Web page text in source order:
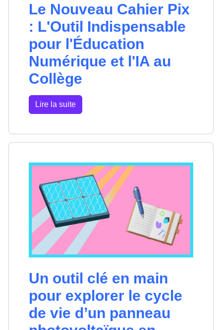
Le Nouveau Cahier Pix
: L'Outil Indispensable
pour l'Éducation
Numérique et l'IA au
Collège
Lire la suite
Un outil clé en main
pour explorer le cycle
de vie d’un panneau